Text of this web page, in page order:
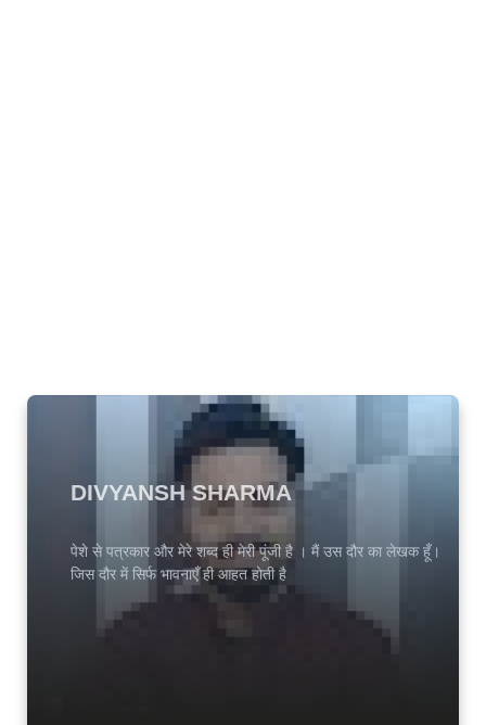
DIVYANSH SHARMA
पेशे से पत्रकार और मेरे शब्द ही मेरी पूंजी है । मैं उस दौर का लेखक हूँ।
जिस दौर में सिर्फ भावनाएँ ही आहत होती है